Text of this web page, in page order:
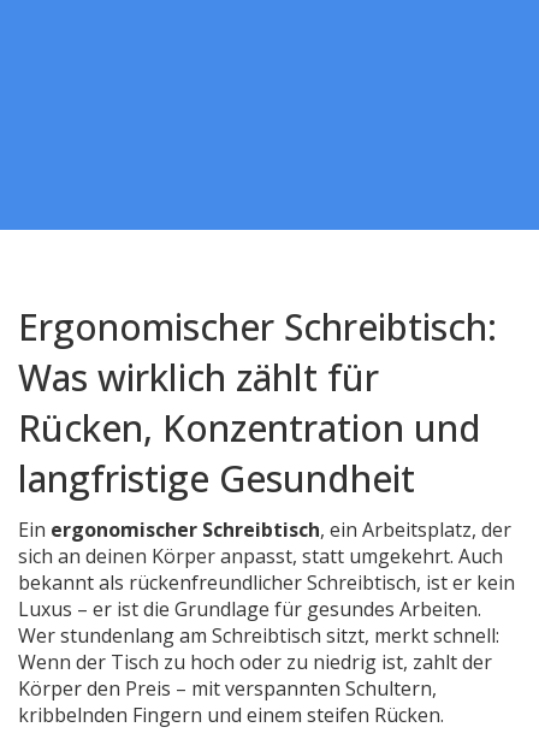
Ergonomischer Schreibtisch:
Was wirklich zählt für
Rücken, Konzentration und
langfristige Gesundheit
Ein ergonomischer Schreibtisch, ein Arbeitsplatz, der
sich an deinen Körper anpasst, statt umgekehrt. Auch
bekannt als rückenfreundlicher Schreibtisch, ist er kein
Luxus – er ist die Grundlage für gesundes Arbeiten.
Wer stundenlang am Schreibtisch sitzt, merkt schnell:
Wenn der Tisch zu hoch oder zu niedrig ist, zahlt der
Körper den Preis – mit verspannten Schultern,
kribbelnden Fingern und einem steifen Rücken.